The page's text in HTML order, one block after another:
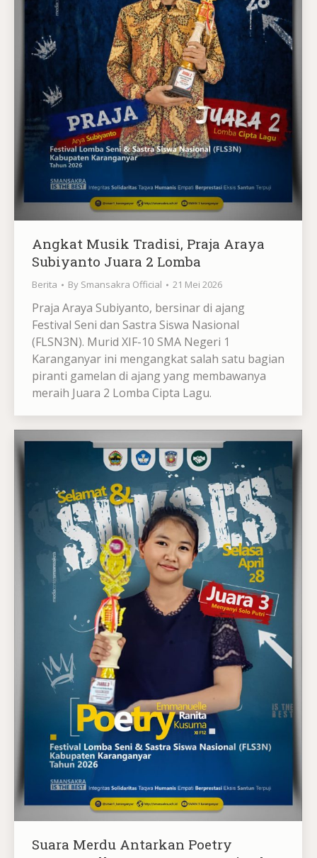
Angkat Musik Tradisi, Praja Araya
Subiyanto Juara 2 Lomba
Berita By Smansakra Official 21 Mei 2026
Praja Araya Subiyanto, bersinar di ajang
Festival Seni dan Sastra Siswa Nasional
(FLSN3N). Murid XIF-10 SMA Negeri 1
Karanganyar ini mengangkat salah satu bagian
piranti gamelan di ajang yang membawanya
meraih Juara 2 Lomba Cipta Lagu.
Suara Merdu Antarkan Poetry